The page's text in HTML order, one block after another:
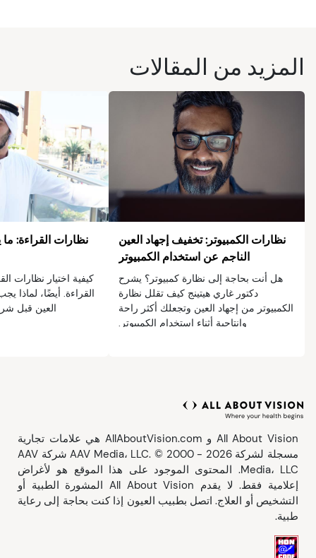
المزيد من المقالات
نظارات الكمبيوتر: تخفيف إجهاد العين
الناجم عن استخدام الكمبيوتر
هل أنت بحاجة إلى نظارة كمبيوتر؟ يشرح
دكتور غاري هيتينج كيف تقلل نظارة
الكمبيوتر من إجهاد العين وتجعلك أكثر راحة
وإنتاجية أثناء استخدام الكمبيوتر.
نظارات القراءة:
كيفية اختيار نظارات
القراءة. أيضًا، لماذا
العين قبل
All About Vision و AllAboutVision.com هي علامات تجارية
مسجلة لشركة AAV Media، LLC. © 2000 - 2026 شركة AAV
Media، LLC. المحتوى الموجود على هذا الموقع هو لأغراض
إعلامية فقط. لا يقدم All About Vision المشورة الطبية أو
التشخيص أو العلاج. اتصل بطبيب العيون إذا كنت بحاجة إلى رعاية
طبية.